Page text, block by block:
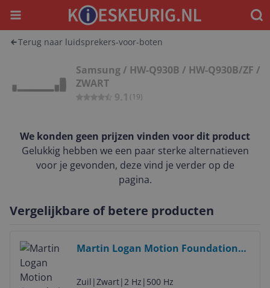
Menu
Terug naar luidsprekers-voor-boten
Samsung / HW-Q930B / HW-Q930B/ZF /
ZWART
9.1 (19)
We konden geen prijzen vinden voor dit product
Gelukkig hebben we een paar sterke alternatieven
voor je gevonden, deze vind je verder op de
pagina.
Vergelijkbare of betere producten
Martin Logan Motion Foundation
Zuil |Zwart|2 Hz | 500 Hz
Bekijk product